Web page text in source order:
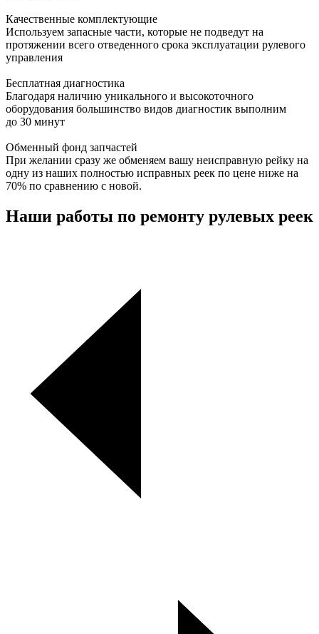
Качественные комплектующие
Используем запасные части, которые не подведут на
протяжении всего отведенного срока эксплуатации рулевого
управления
Бесплатная диагностика
Благодаря наличию уникального и высокоточного
оборудования большинство видов диагностик выполним
до 30 минут
Обменный фонд запчастей
При желании сразу же обменяем вашу неисправную рейку на
одну из наших полностью исправных реек по цене ниже на
70% по сравнению с новой.
Наши работы по ремонту рулевых реек